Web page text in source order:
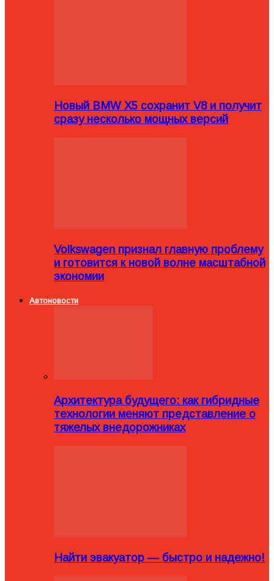
Новый BMW X5 сохранит V8 и получит
сразу несколько мощных версий
Volkswagen признал главную проблему
и готовится к новой волне масштабной
экономии
Автоновости
Архитектура будущего: как гибридные
технологии меняют представление о
тяжелых внедорожниках
Найти эвакуатор — быстро и надежно!